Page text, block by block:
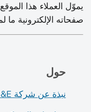
يموّل العملاء هذا
صفحاته الإلكترونية
حول
نبذة عن شركة PG&E